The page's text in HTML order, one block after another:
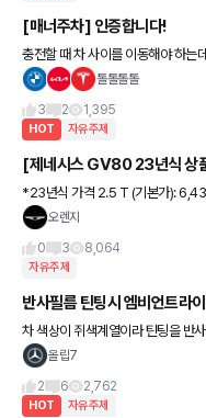
[매너주차] 인증합니다!
충전할 때 차 사이를 이동해야 하는
톨톨톨톨
3
2 1,395
HOT 자유주제
[제네시스 GV80 23년식 상
*23년식 가격 2.5 T (기본가): 6,430만원~ (기존 6,136만원) 294
만원 ▲ 3.5 T (기본가): 6,999만원
오렌지
0
3 8,064
자유주제
반사필름 틴팅시 엠비언트라
차 색상이 쥐색계열이라 틴팅을 반
야간 운행 때 불편할까 고민되어 여쭤봅니다. 반사필름으로 하신 분들 어
올립7
2
6 2,762
HOT 자유주제